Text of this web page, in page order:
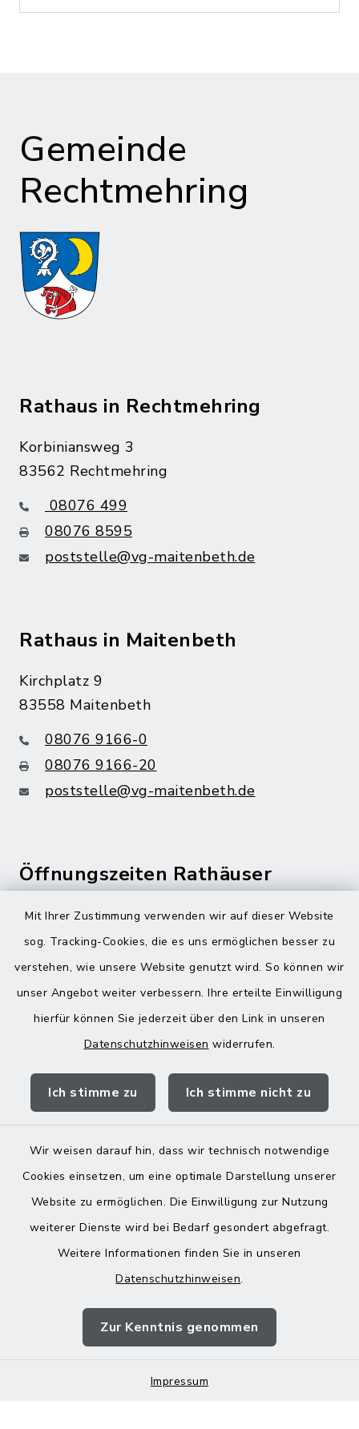
Mit Ihrer Zustimmung verwenden wir auf dieser Website
sog. Tracking-Cookies, die es uns ermöglichen besser zu
verstehen, wie unsere Website genutzt wird. So können wir
unser Angebot weiter verbessern. Ihre erteilte Einwilligung
hierfür können Sie jederzeit über den Link in unseren
Datenschutzhinweisen widerrufen.
Ich stimme zu Ich stimme nicht zu
Wir weisen darauf hin, dass wir technisch notwendige
Cookies einsetzen, um eine optimale Darstellung unserer
Website zu ermöglichen. Die Einwilligung zur Nutzung
weiterer Dienste wird bei Bedarf gesondert abgefragt.
Weitere Informationen finden Sie in unseren
Datenschutzhinweisen.
Zur Kenntnis genommen
Impressum
Gemeinde
Rechtmehring
Rathaus in Rechtmehring
Korbiniansweg 3
83562 Rechtmehring
08076 499
08076 8595
poststelle@vg-maitenbeth.de
Rathaus in Maitenbeth
Kirchplatz 9
83558 Maitenbeth
08076 9166-0
08076 9166-20
poststelle@vg-maitenbeth.de
Öffnungszeiten Rathäuser
Montag bis Freitag:
08:00-12:00 Uhr
Donnerstag zusätzlich:
13:00-18:00 Uhr
Landratsamt Mühldorf
Barrierefreiheit
Impressum
Sitemap